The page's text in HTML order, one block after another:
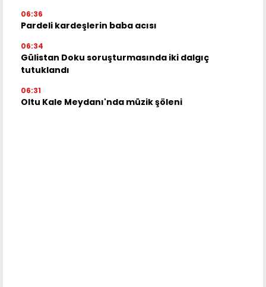
06:36
Pardeli kardeşlerin baba acısı
06:34
Gülistan Doku soruşturmasında iki dalgıç
tutuklandı
06:31
Oltu Kale Meydanı'nda müzik şöleni